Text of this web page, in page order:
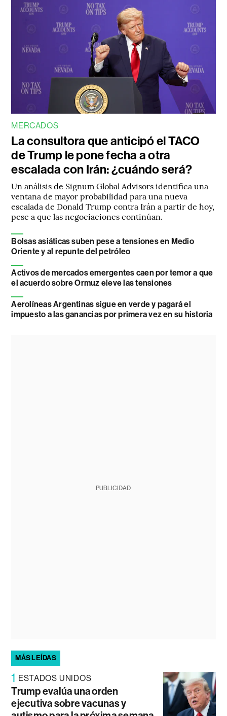
MERCADOS
La consultora que anticipó el TACO
de Trump le pone fecha a otra
escalada con Irán: ¿cuándo será?
Un análisis de Signum Global Advisors identifica una
ventana de mayor probabilidad para una nueva
escalada de Donald Trump contra Irán a partir de hoy,
pese a que las negociaciones continúan.
Bolsas asiáticas suben pese a tensiones en Medio
Oriente y al repunte del petróleo
Activos de mercados emergentes caen por temor a que
el acuerdo sobre Ormuz eleve las tensiones
Aerolíneas Argentinas sigue en verde y pagará el
impuesto a las ganancias por primera vez en su historia
PUBLICIDAD
MÁS LEÍDAS
1 ESTADOS UNIDOS
Trump evalúa una orden
ejecutiva sobre vacunas y